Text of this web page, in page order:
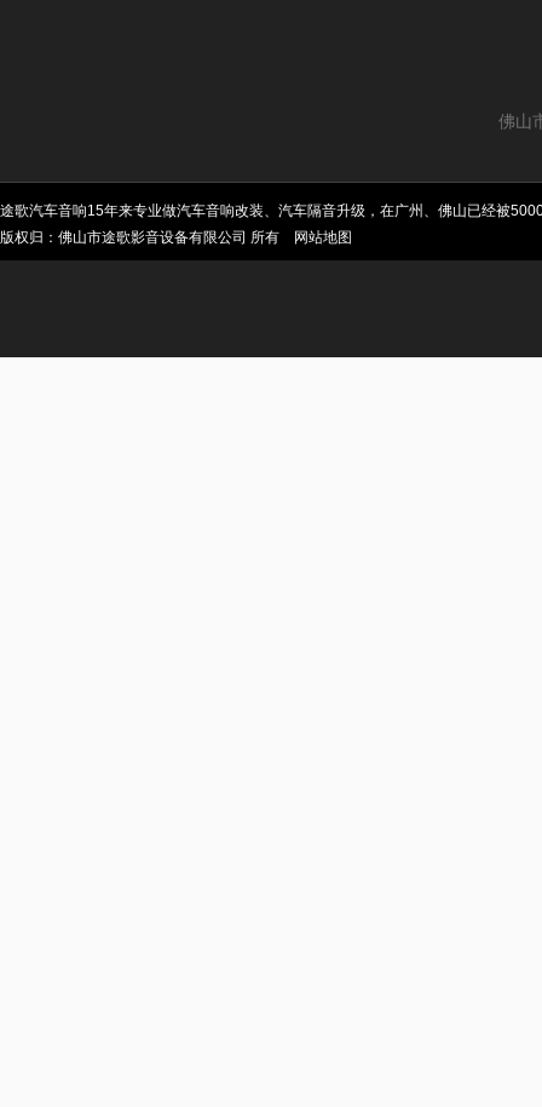
佛山
途歌汽车音响15年来专业做汽车音响改装、汽车隔音升级，在广州、佛山已经被
版权归：佛山市途歌影音设备有限公司 所有
网站地图